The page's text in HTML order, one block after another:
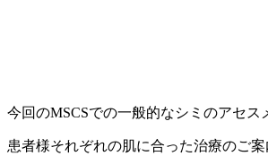
今回のMSCSでの一般的なシミのアセス
患者様それぞれの肌に合った治療のご